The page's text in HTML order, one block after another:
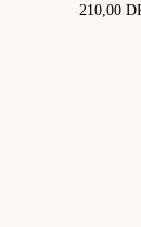
210,00